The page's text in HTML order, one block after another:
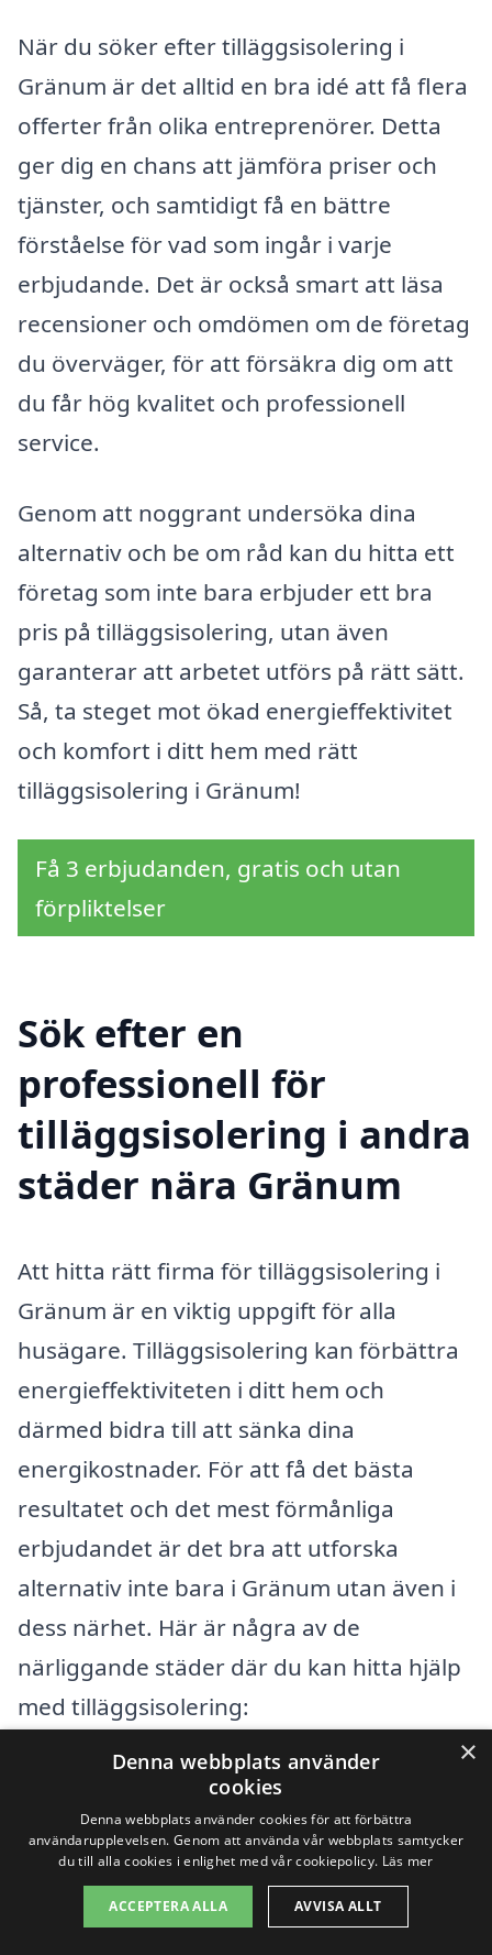
När du söker efter tilläggsisolering i
Gränum är det alltid en bra idé att få flera
offerter från olika entreprenörer. Detta
ger dig en chans att jämföra priser och
tjänster, och samtidigt få en bättre
förståelse för vad som ingår i varje
erbjudande. Det är också smart att läsa
recensioner och omdömen om de företag
du överväger, för att försäkra dig om att
du får hög kvalitet och professionell
service.
Genom att noggrant undersöka dina
alternativ och be om råd kan du hitta ett
företag som inte bara erbjuder ett bra
pris på tilläggsisolering, utan även
garanterar att arbetet utförs på rätt sätt.
Så, ta steget mot ökad energieffektivitet
och komfort i ditt hem med rätt
tilläggsisolering i Gränum!
Få 3 erbjudanden, gratis och utan
förpliktelser
Sök efter en
professionell för
tilläggsisolering i andra
städer nära Gränum
Att hitta rätt firma för tilläggsisolering i
Gränum är en viktig uppgift för alla
husägare. Tilläggsisolering kan förbättra
energieffektiviteten i ditt hem och
därmed bidra till att sänka dina
energikostnader. För att få det bästa
resultatet och det mest förmånliga
erbjudandet är det bra att utforska
alternativ inte bara i Gränum utan även i
dess närhet. Här är några av de
närliggande städer där du kan hitta hjälp
med tilläggsisolering:
Olofström
Sölvesborg
Karlshamn
×
Denna webbplats använder
cookies
Denna webbplats använder cookies för att förbättra
användarupplevelsen. Genom att använda vår webbplats samtycker
du till alla cookies i enlighet med vår cookiepolicy. Läs mer
ACCEPTERA ALLA AVVISA ALLT